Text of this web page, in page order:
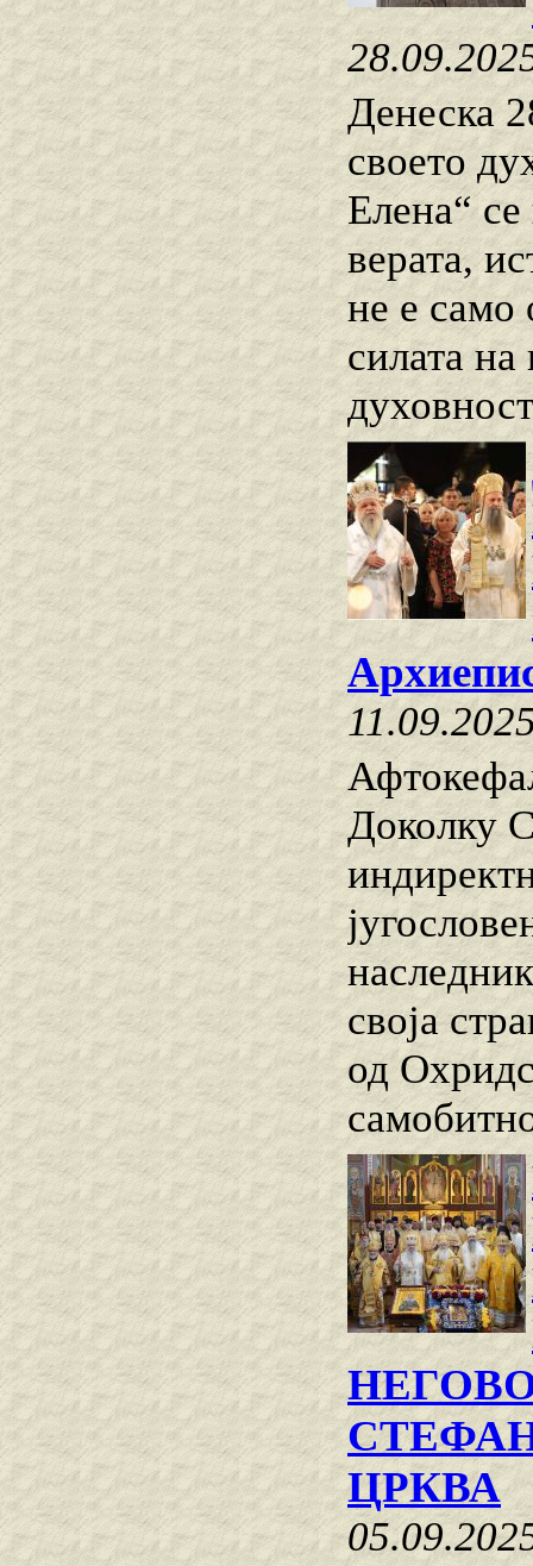
Денеска
своето
Елена“
верата,
не е само
силата
Доколку
своја
од
ЦРКВА